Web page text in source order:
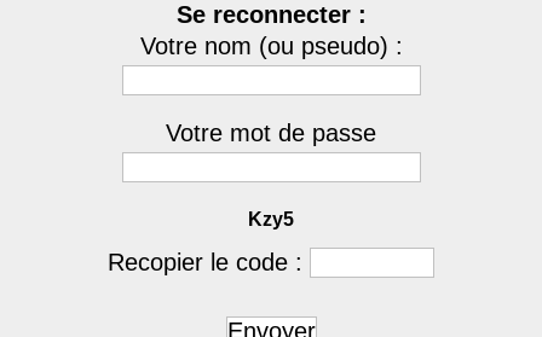
Se reconnecter :
Votre nom (ou pseudo) :
Votre mot de passe
Kzy5
Recopier le code :
Envoyer